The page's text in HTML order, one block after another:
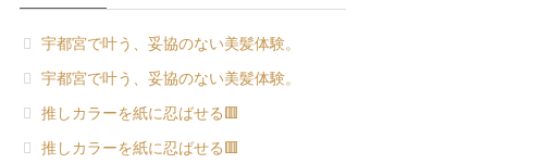
宇都宮で叶う、妥協のない美髪体験。
宇都宮で叶う、妥協のない美髪体験。
推しカラーを紙に忍ばせる🟥
推しカラーを紙に忍ばせる🟥